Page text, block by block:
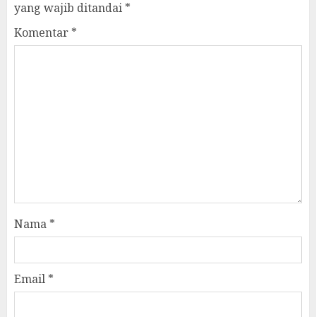
yang wajib ditandai *
Komentar *
Nama *
Email *